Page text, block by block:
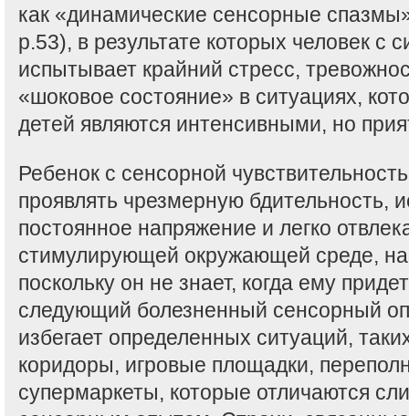
как «динамические сенсорные
p.53), в результате которых человек с
испытывает крайний стресс,
«шоковое состояние» в ситуациях,
детей являются интенсивными, но
Ребенок с сенсорной
проявлять чрезмерную бдительность,
постоянное напряжение и легко
стимулирующей окружающей среде,
поскольку он не знает, когда ему
следующий болезненный сенсорный
избегает определенных ситуаций,
коридоры, игровые площадки,
супермаркеты, которые отличаются